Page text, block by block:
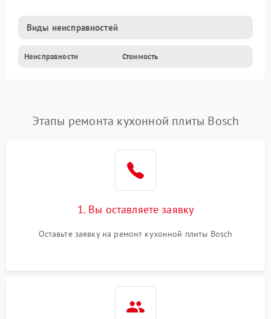
Виды неисправностей
Неисправности Стоимость
Этапы ремонта кухонной плиты Bosch
1. Вы оставляете заявку
Оставьте заявку на ремонт кухонной плиты Bosch